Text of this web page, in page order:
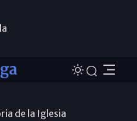
de la Iglesia